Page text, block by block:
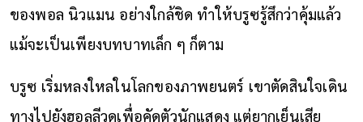
ของพอล นิวแมน อย่างใกล้ชิด ทำให้บรูซรู้สึกว่าคุ้มแล้ว
แม้จะเป็นเพียงบทบาทเล็ก ๆ ก็ตาม
บรูซ เริ่มหลงใหลในโลกของภาพยนตร์ เขาตัดสินใจเดิน
ทางไปยังฮอลลีวูดเพื่อคัดตัวนักแสดง แต่ยากเย็นเสีย